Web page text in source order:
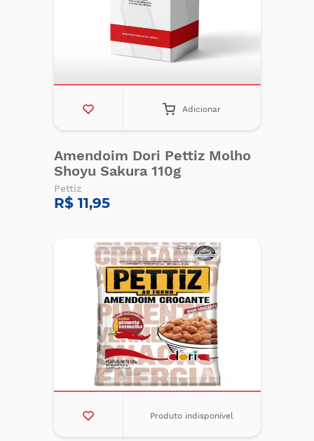
Adicionar
Amendoim Dori Pettiz Molho
Shoyu Sakura 110g
Pettiz
R$ 11,95
Produto indisponível